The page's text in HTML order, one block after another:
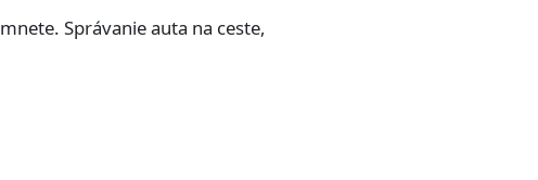
Správanie auta na ceste,